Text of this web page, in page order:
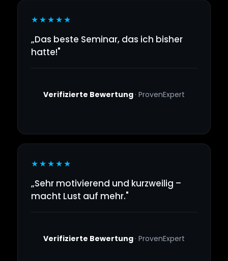
★★★★★
„Das beste Seminar, das ich bisher
hatte!"
Verifizierte Bewertung · ProvenExpert
★★★★★
„Sehr motivierend und kurzweilig –
macht Lust auf mehr."
Verifizierte Bewertung · ProvenExpert